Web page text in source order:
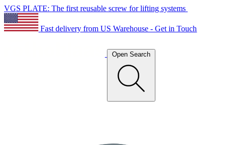
VGS PLATE: The first reusable screw for lifting systems
Fast delivery from US Warehouse - Get in Touch
Open Search